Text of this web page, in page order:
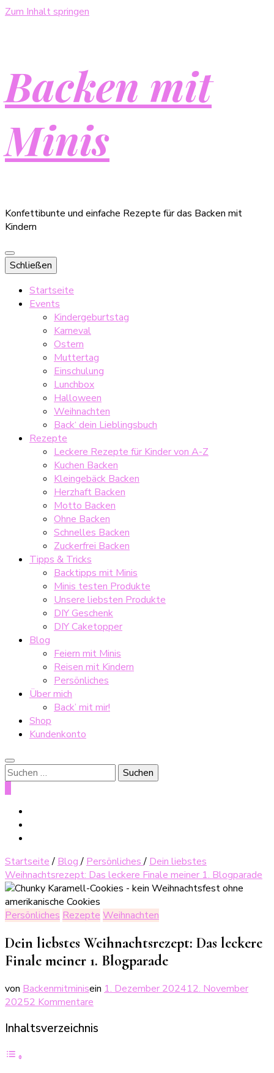
Zum Inhalt springen
Backen mit
Minis
Konfettibunte und einfache Rezepte für das Backen mit
Kindern
Schließen
Startseite
Events
Kindergeburtstag
Karneval
Ostern
Muttertag
Einschulung
Lunchbox
Halloween
Weihnachten
Back‘ dein Lieblingsbuch
Rezepte
Leckere Rezepte für Kinder von A-Z
Kuchen Backen
Kleingebäck Backen
Herzhaft Backen
Motto Backen
Ohne Backen
Schnelles Backen
Zuckerfrei Backen
Tipps & Tricks
Backtipps mit Minis
Minis testen Produkte
Unsere liebsten Produkte
DIY Geschenk
DIY Caketopper
Blog
Feiern mit Minis
Reisen mit Kindern
Persönliches
Über mich
Back’ mit mir!
Shop
Kundenkonto
Suche
nach:
Startseite / Blog/ Persönliches/ Dein liebstes
Weihnachtsrezept: Das leckere Finale meiner 1. Blogparade
Persönliches Rezepte Weihnachten
Dein liebstes Weihnachtsrezept: Das leckere
Finale meiner 1. Blogparade
von Backenmitminisein 1. Dezember 202412. November
20252 Kommentare
liebstes
Inhaltsverzeichnis